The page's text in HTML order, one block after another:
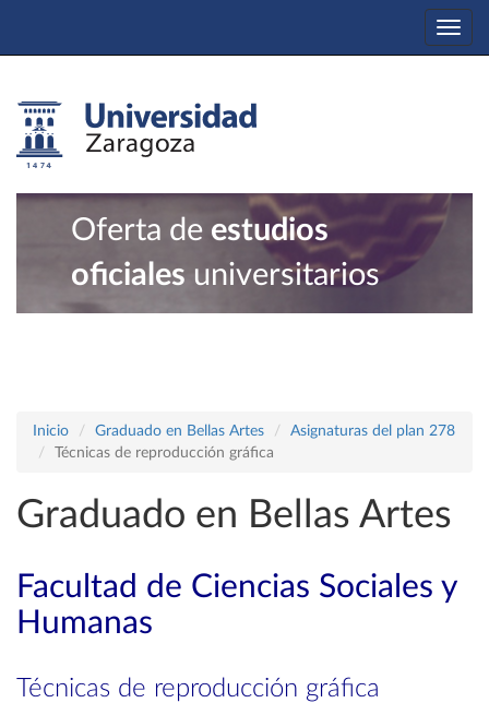
Oferta de estudios
oficiales universitarios
Inicio Graduado en Bellas Artes
Asignaturas del plan 278
Técnicas de reproducción gráfica
Graduado en Bellas Artes
Facultad de Ciencias Sociales y
Humanas
Técnicas de reproducción gráfica